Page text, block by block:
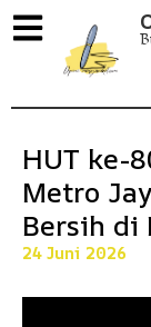
HUT ke-
Metro
Bersih di
24 Juni 2026